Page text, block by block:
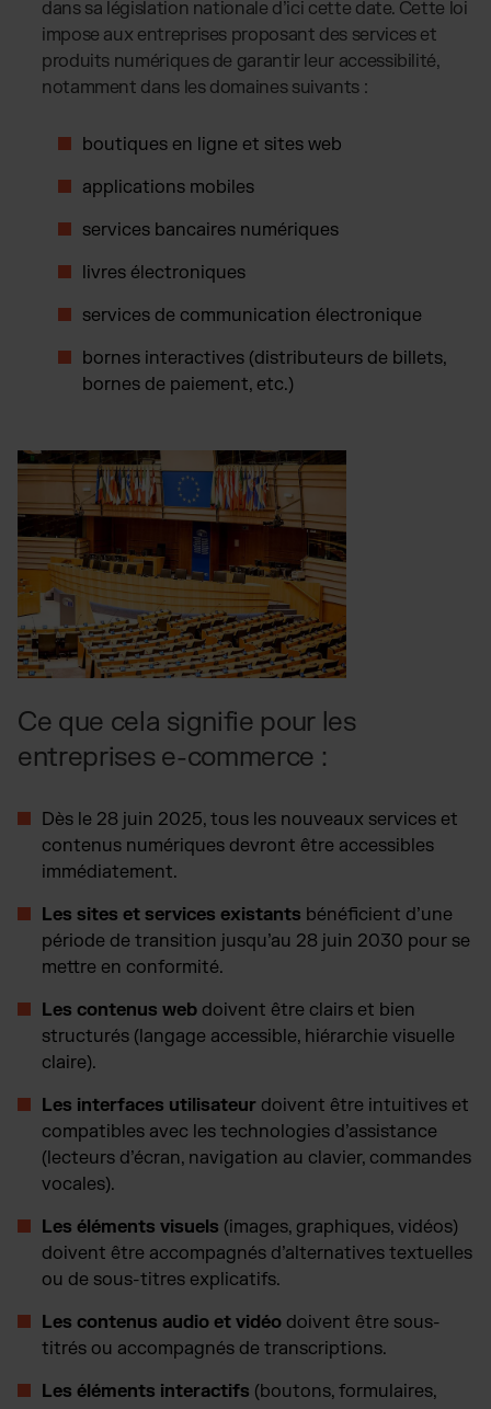
dans sa législation nationale d’ici cette date. Cette loi
impose aux entreprises proposant des services et
produits numériques de garantir leur accessibilité,
notamment dans les domaines suivants :
boutiques en ligne et sites web
applications mobiles
services bancaires numériques
livres électroniques
services de communication électronique
bornes interactives (distributeurs de billets,
bornes de paiement, etc.)
Ce que cela signifie pour les
entreprises e-commerce :
Dès le 28 juin 2025, tous les nouveaux services et
contenus numériques devront être accessibles
immédiatement.
Les sites et services existants bénéficient d’une
période de transition jusqu’au 28 juin 2030 pour se
mettre en conformité.
Les contenus web doivent être clairs et bien
structurés (langage accessible, hiérarchie visuelle
claire).
Les interfaces utilisateur doivent être intuitives et
compatibles avec les technologies d’assistance
(lecteurs d’écran, navigation au clavier, commandes
vocales).
Les éléments visuels (images, graphiques, vidéos)
doivent être accompagnés d’alternatives textuelles
ou de sous-titres explicatifs.
Les contenus audio et vidéo doivent être sous-
titrés ou accompagnés de transcriptions.
Les éléments interactifs (boutons, formulaires,